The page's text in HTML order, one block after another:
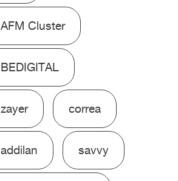
AFM Cluster
BEDIGITAL
zayer correa
addilan savvy